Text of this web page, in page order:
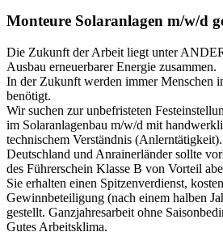
Monteure Solaranlagen m/w/d
Die Zukunft der Arbeit liegt unter
Ausbau erneuerbarer Energie zusammen.
In der Zukunft werden immer Menschen
benötigt.
Wir suchen zur unbefristeten
im Solaranlagenbau m/w/d mit
technischem Verständnis
Deutschland und Anrainerländer sollte
des Führerschein Klasse B von Vorteil
Sie erhalten einen Spitzenverdienst,
Gewinnbeteiligung (nach einem halben
gestellt. Ganzjahresarbeit ohne
Gutes Arbeitsklima.